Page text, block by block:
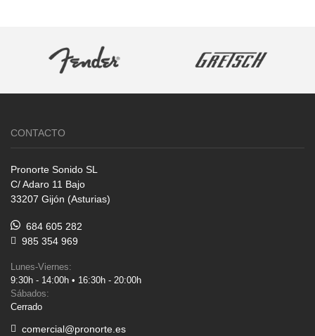
CONTACTO
Pronorte Sonido SL
C/ Adaro 11 Bajo
33207 Gijón (Asturias)
684 605 282
985 354 969
Lunes-Viernes:
9:30h - 14:00h • 16:30h - 20:00h
Sábados:
Cerrado
comercial@pronorte.es